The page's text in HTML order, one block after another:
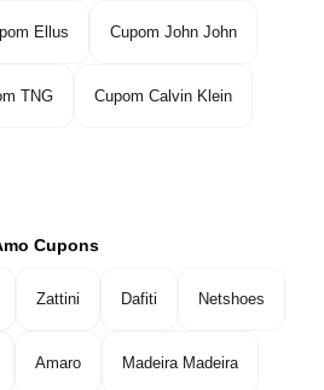
Ellus Cupom John John
TNG Cupom Calvin Klein
Cupons
Zattini Dafiti Netshoes
Amaro Madeira Madeira